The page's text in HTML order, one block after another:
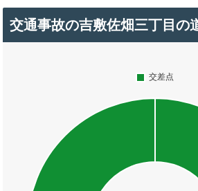
交通事故の吉敷佐畑三丁目の